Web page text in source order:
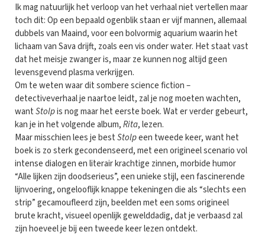
Ik mag natuurlijk het verloop van het verhaal niet vertellen maar
toch dit: Op een bepaald ogenblik staan er vijf mannen, allemaal
dubbels van Maaind, voor een bolvormig aquarium waarin het
lichaam van Sava drijft, zoals een vis onder water. Het staat vast
dat het meisje zwanger is, maar ze kunnen nog altijd geen
levensgevend plasma verkrijgen.
Om te weten waar dit sombere science fiction –
detectiveverhaal je naartoe leidt, zal je nog moeten wachten,
wantStolpis nog maar het eerste boek. Wat er verder gebeurt,
kan je in het volgende album,Rita, lezen.
Maar misschien lees je bestStolpeen tweede keer, want het
boek is zo sterk gecondenseerd, met een origineel scenario vol
intense dialogen en literair krachtige zinnen, morbide humor
“Alle lijken zijn doodserieus”, een unieke stijl, een fascinerende
lijnvoering, ongelooflijk knappe tekeningen die als “slechts een
strip” gecamoufleerd zijn, beelden met een soms origineel
brute kracht, visueel openlijk gewelddadig, dat je verbaasd zal
zijn hoeveel je bij een tweede keer lezen ontdekt.